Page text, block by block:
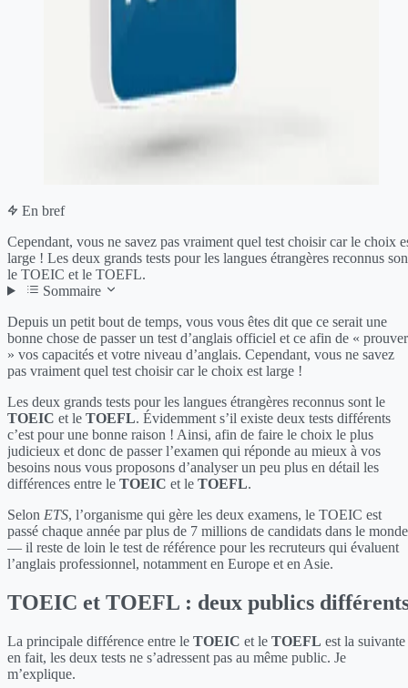
En bref
Cependant, vous ne savez pas vraiment quel test choisir car le choix
large ! Les deux grands tests pour les langues étrangères reconnus
le TOEIC et le TOEFL.
Sommaire
Depuis un petit bout de temps, vous vous êtes dit que ce serait une
bonne chose de passer un test d’anglais officiel et ce afin de « prouver
» vos capacités et votre niveau d’anglais. Cependant, vous ne savez
pas vraiment quel test choisir car le choix est large !
Les deux grands tests pour les langues étrangères reconnus sont le
TOEIC et le TOEFL. Évidemment s’il existe deux tests différents
c’est pour une bonne raison ! Ainsi, afin de faire le choix le plus
judicieux et donc de passer l’examen qui réponde au mieux à vos
besoins nous vous proposons d’analyser un peu plus en détail les
différences entre le TOEIC et le TOEFL.
Selon ETS, l’organisme qui gère les deux examens, le TOEIC est
passé chaque année par plus de 7 millions de candidats dans le monde
— il reste de loin le test de référence pour les recruteurs qui évaluent
l’anglais professionnel, notamment en Europe et en Asie.
TOEIC et TOEFL : deux publics
La principale différence entre le TOEIC et le TOEFL est la suivante
en fait, les deux tests ne s’adressent pas au même public. Je
m’explique.